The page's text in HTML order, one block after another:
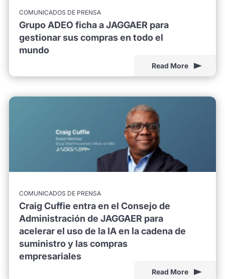
COMUNICADOS DE PRENSA
Grupo ADEO ficha a JAGGAER para
gestionar sus compras en todo el
mundo
Read More
COMUNICADOS DE PRENSA
Craig Cuffie entra en el Consejo de
Administración de JAGGAER para
acelerar el uso de la IA en la cadena de
suministro y las compras
empresariales
Read More